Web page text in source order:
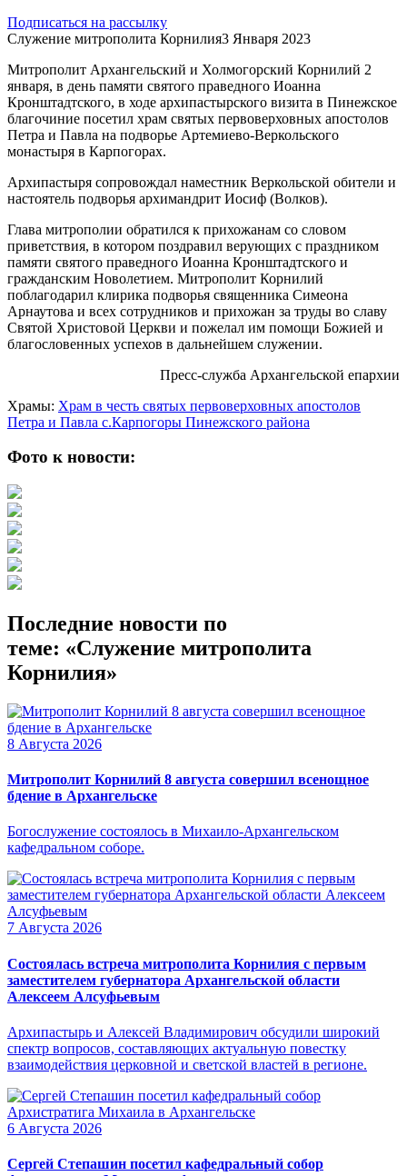
Подписаться на рассылку
Служение митрополита Корнилия3 Января 2023
Митрополит Архангельский и Холмогорский Корнилий 2
января, в день памяти святого праведного Иоанна
Кронштадтского, в ходе архипастырского визита в Пинежское
благочиние посетил храм святых первоверховных апостолов
Петра и Павла на подворье Артемиево-Веркольского
монастыря в Карпогорах.
Архипастыря сопровождал наместник Веркольской обители и
настоятель подворья архимандрит Иосиф (Волков).
Глава митрополии обратился к прихожанам со словом
приветствия, в котором поздравил верующих с праздником
памяти святого праведного Иоанна Кронштадтского и
гражданским Новолетием. Митрополит Корнилий
поблагодарил клирика подворья священника Симеона
Арнаутова и всех сотрудников и прихожан за труды во славу
Святой Христовой Церкви и пожелал им помощи Божией и
благословенных успехов в дальнейшем служении.
Пресс-служба Архангельской епархии
Храмы: Храм в честь святых первоверховных апостолов
Петра и Павла с.Карпогоры Пинежского района
Фото к новости:
Последние новости по
теме: «Служение митрополита
Корнилия»
8 Августа 2026
Митрополит Корнилий 8 августа совершил всенощное
бдение в Архангельске
Богослужение состоялось в Михаило-Архангельском
кафедральном соборе.
7 Августа 2026
Состоялась встреча митрополита Корнилия с первым
заместителем губернатора Архангельской области
Алексеем Алсуфьевым
Архипастырь и Алексей Владимирович обсудили широкий
спектр вопросов, составляющих актуальную повестку
взаимодействия церковной и светской властей в регионе.
6 Августа 2026
Сергей Степашин посетил кафедральный собор